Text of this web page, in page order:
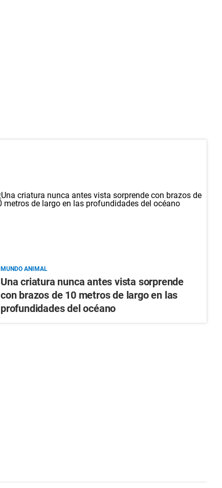
MUNDO ANIMAL
Una criatura nunca antes vista sorprende
con brazos de 10 metros de largo en las
profundidades del océano